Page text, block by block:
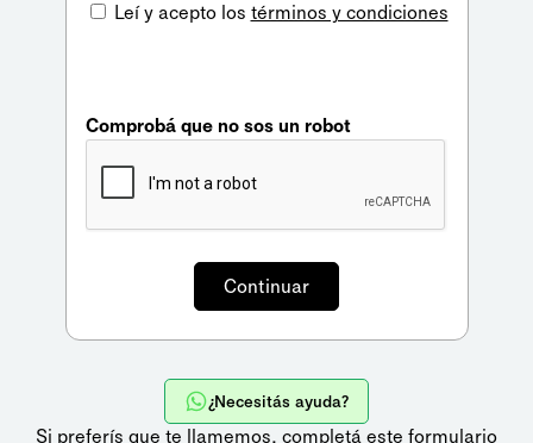
Leí y acepto los términos y condiciones
Comprobá que no sos un robot
¿Necesitás ayuda?
Si preferís que te llamemos, completá este formulario